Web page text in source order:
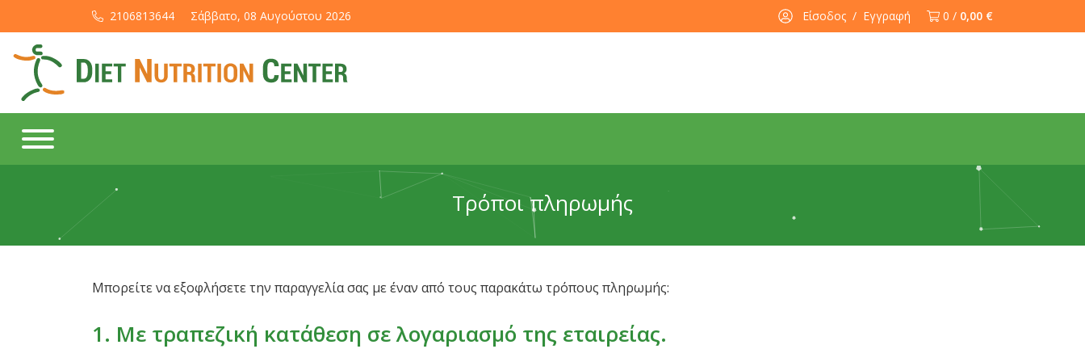
2106813644 Σάββατο, 08 Αυγούστου 2026 Είσοδος / Εγγραφή 0 / 0,00 €
Τρόποι πληρωμής
Μπορείτε να εξοφλήσετε την παραγγελία σας με έναν από τους παρακάτω τρόπους πληρωμής:
1. Με τραπεζική κατάθεση σε λογαριασμό της εταιρείας.